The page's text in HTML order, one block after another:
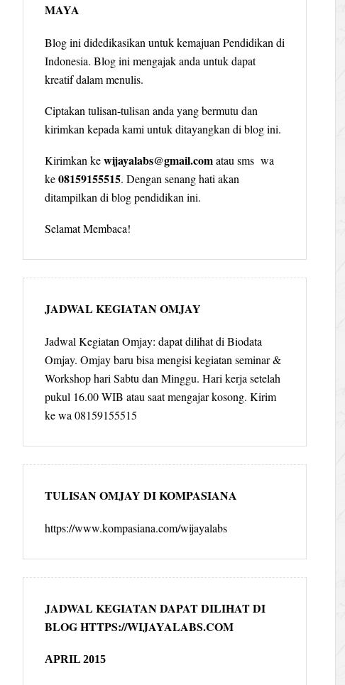
MAYA
Blog ini didedikasikan untuk kemajuan Pendidikan di
Indonesia. Blog ini mengajak anda untuk dapat
kreatif dalam menulis.
Ciptakan tulisan-tulisan anda yang bermutu dan
kirimkan kepada kami untuk ditayangkan di blog ini.
Kirimkan kewijayalabs@gmail.comatau sms wa
ke08159155515. Dengan senang hati akan
ditampilkan di blog pendidikan ini.
Selamat Membaca!
JADWAL KEGIATAN OMJAY
Jadwal Kegiatan Omjay: dapat dilihat di Biodata
Omjay. Omjay baru bisa mengisi kegiatan seminar &
Workshop hari Sabtu dan Minggu. Hari kerja setelah
pukul 16.00 WIB atau saat mengajar kosong. Kirim
ke wa 08159155515
TULISAN OMJAY DI KOMPASIANA
https://www.kompasiana.com/wijayalabs
JADWAL KEGIATAN DAPAT DILIHAT DI
BLOG HTTPS://WIJAYALABS.COM
APRIL 2015